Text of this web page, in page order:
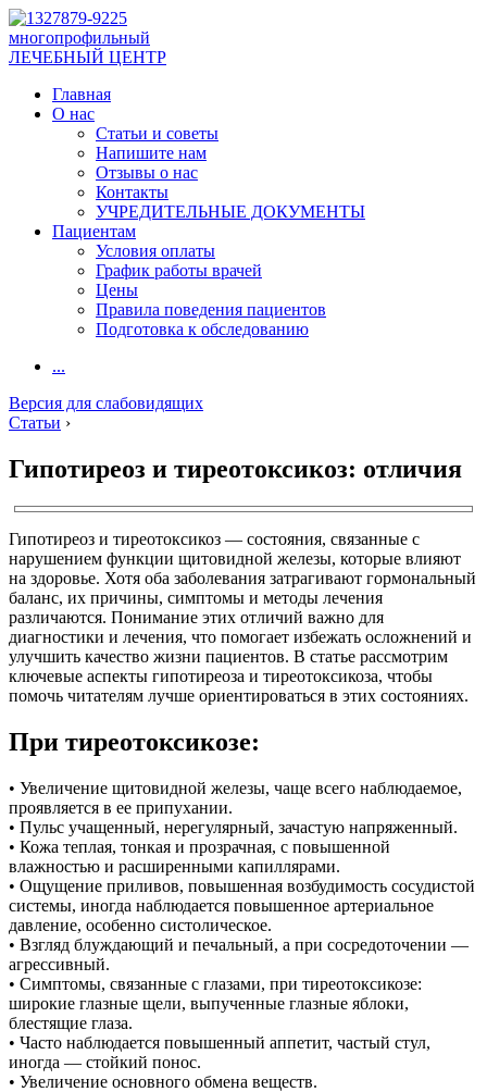
многопрофильный
ЛЕЧЕБНЫЙ ЦЕНТР
Главная
О нас
Статьи и советы
Напишите нам
Отзывы о нас
Контакты
УЧРЕДИТЕЛЬНЫЕ ДОКУМЕНТЫ
Пациентам
Условия оплаты
График работы врачей
Цены
Правила поведения пациентов
Подготовка к обследованию
...
Версия для слабовидящих
Статьи ›
Гипотиреоз и тиреотоксикоз: отличия
Гипотиреоз и тиреотоксикоз — состояния, связанные с
нарушением функции щитовидной железы, которые влияют
на здоровье. Хотя оба заболевания затрагивают гормональный
баланс, их причины, симптомы и методы лечения
различаются. Понимание этих отличий важно для
диагностики и лечения, что помогает избежать осложнений и
улучшить качество жизни пациентов. В статье рассмотрим
ключевые аспекты гипотиреоза и тиреотоксикоза, чтобы
помочь читателям лучше ориентироваться в этих состояниях.
При тиреотоксикозе:
• Увеличение щитовидной железы, чаще всего наблюдаемое,
проявляется в ее припухании.
• Пульс учащенный, нерегулярный, зачастую напряженный.
• Кожа теплая, тонкая и прозрачная, с повышенной
влажностью и расширенными капиллярами.
• Ощущение приливов, повышенная возбудимость сосудистой
системы, иногда наблюдается повышенное артериальное
давление, особенно систолическое.
• Взгляд блуждающий и печальный, а при сосредоточении —
агрессивный.
• Симптомы, связанные с глазами, при тиреотоксикозе:
широкие глазные щели, выпученные глазные яблоки,
блестящие глаза.
• Часто наблюдается повышенный аппетит, частый стул,
иногда — стойкий понос.
• Увеличение основного обмена веществ.